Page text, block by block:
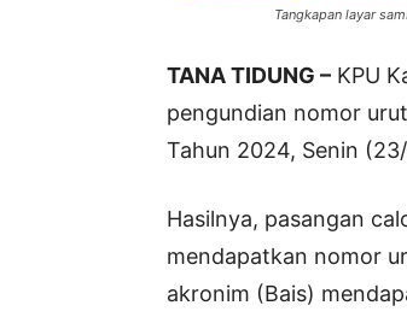
Tangkapan layar
TANA TIDUNG – KPU
pengundian nomor
Tahun 2024, Senin
Hasilnya, pasangan
mendapatkan nomor
akronim (Bais)